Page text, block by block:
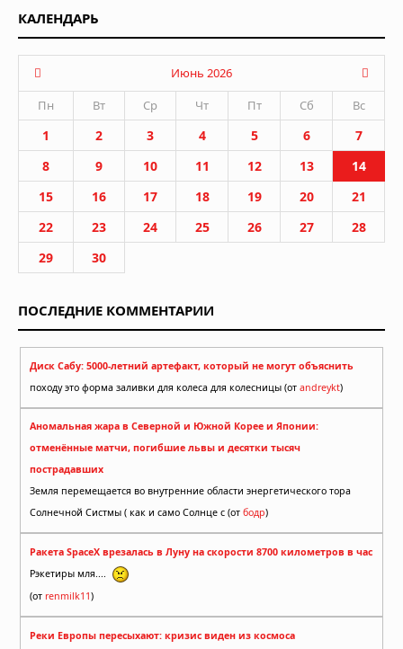
КАЛЕНДАРЬ
Июнь 2026
Пн
Вт Ср Чт Пт Сб Вс
1 2 3 4 5 6
7
8
9 10 11 12 13
14
15
16 17 18 19 20
21
22
23 24 25 26 27
28
29
30
ПОСЛЕДНИЕ КОММЕНТАРИИ
Диск Сабу: 5000-летний артефакт, который не могут объяснить
походу это форма заливки для колеса для колесницы (от andreykt)
Аномальная жара в Северной и Южной Корее и Японии:
отменённые матчи, погибшие львы и десятки тысяч
пострадавших
Земля перемещается во внутренние области энергетического тора
Солнечной Систмы ( как и само Солнце с (от бодр)
Ракета SpaceX врезалась в Луну на скорости 8700 километров в час
Рэкетиры мля....
(от renmilk11)
Реки Европы пересыхают: кризис виден из космоса